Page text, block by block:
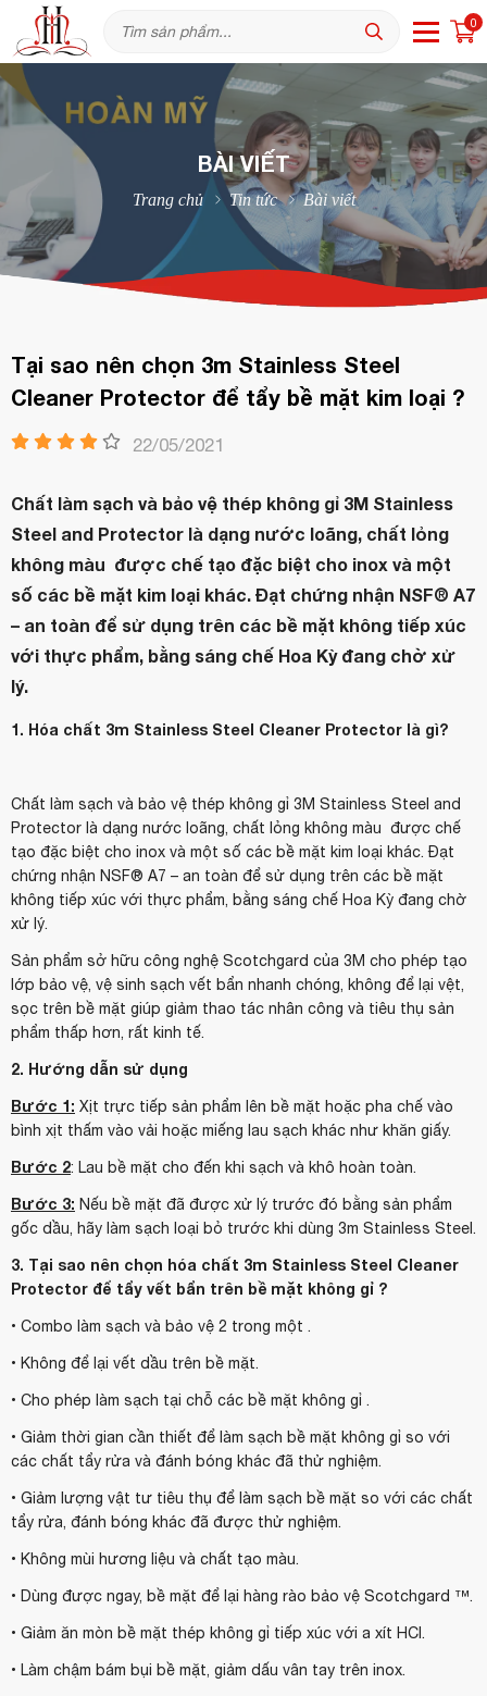
0
BÀI VIẾT
Trang chủ Tin tức Bài viết
Tại sao nên chọn 3m Stainless Steel
Cleaner Protector để tẩy bề mặt kim loại ?
22/05/2021
Chất làm sạch và bảo vệ thép không gỉ 3M Stainless
Steel and Protector là dạng nước loãng, chất lỏng
không màu được chế tạo đặc biệt cho inox và một
số các bề mặt kim loại khác. Đạt chứng nhận NSF® A7
– an toàn để sử dụng trên các bề mặt không tiếp xúc
với thực phẩm, bằng sáng chế Hoa Kỳ đang chờ xử
lý.
1. Hóa chất 3m Stainless Steel Cleaner Protector là gì?
Chất làm sạch và bảo vệ thép không gỉ 3M Stainless Steel and
Protector là dạng nước loãng, chất lỏng không màu được chế
tạo đặc biệt cho inox và một số các bề mặt kim loại khác. Đạt
chứng nhận NSF® A7 – an toàn để sử dụng trên các bề mặt
không tiếp xúc với thực phẩm, bằng sáng chế Hoa Kỳ đang chờ
xử lý.
Sản phẩm sở hữu công nghệ Scotchgard của 3M cho phép tạo
lớp bảo vệ, vệ sinh sạch vết bẩn nhanh chóng, không để lại vệt,
sọc trên bề mặt giúp giảm thao tác nhân công và tiêu thụ sản
phẩm thấp hơn, rất kinh tế.
2. Hướng dẫn sử dụng
Bước 1: Xịt trực tiếp sản phẩm lên bề mặt hoặc pha chế vào
bình xịt thấm vào vải hoặc miếng lau sạch khác như khăn giấy.
Bước 2: Lau bề mặt cho đến khi sạch và khô hoàn toàn.
Bước 3: Nếu bề mặt đã được xử lý trước đó bằng sản phẩm
gốc dầu, hãy làm sạch loại bỏ trước khi dùng 3m Stainless Steel.
3. Tại sao nên chọn hóa chất 3m Stainless Steel Cleaner
Protector để tẩy vết bẩn trên bề mặt không gỉ ?
• Combo làm sạch và bảo vệ 2 trong một .
• Không để lại vết dầu trên bề mặt.
• Cho phép làm sạch tại chỗ các bề mặt không gỉ .
• Giảm thời gian cần thiết để làm sạch bề mặt không gỉ so với
các chất tẩy rửa và đánh bóng khác đã thử nghiệm.
• Giảm lượng vật tư tiêu thụ để làm sạch bề mặt so với các chất
tẩy rửa, đánh bóng khác đã được thử nghiệm.
• Không mùi hương liệu và chất tạo màu.
• Dùng được ngay, bề mặt để lại hàng rào bảo vệ Scotchgard ™.
• Giảm ăn mòn bề mặt thép không gỉ tiếp xúc với a xít HCl.
• Làm chậm bám bụi bề mặt, giảm dấu vân tay trên inox.